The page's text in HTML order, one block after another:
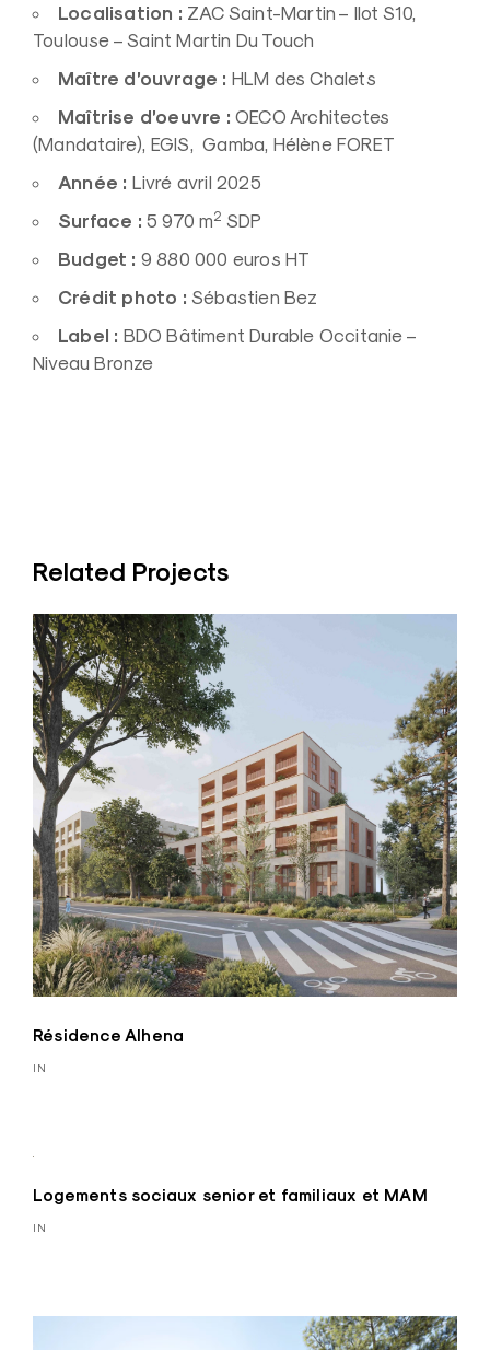
Localisation : ZAC Saint-Martin – Ilot S10,
Toulouse – Saint Martin Du Touch
Maître d’ouvrage : HLM des Chalets
Maîtrise d’oeuvre : OECO Architectes
(Mandataire), EGIS, Gamba, Hélène FORET
Année : Livré avril 2025
Surface : 5 970 m2 SDP
Budget : 9 880 000 euros HT
Crédit photo : Sébastien Bez
Label : BDO Bâtiment Durable Occitanie –
Niveau Bronze
Related Projects
Résidence Alhena
IN
Logements sociaux senior et familiaux et MAM
IN